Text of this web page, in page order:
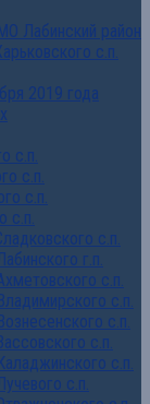
Лабинский район
с.п.
2019 года
с.п.
с.п.
с.п.
с.п.
с.п.
г.п.
с.п.
с.п.
с.п.
с.п.
с.п.
с.п.